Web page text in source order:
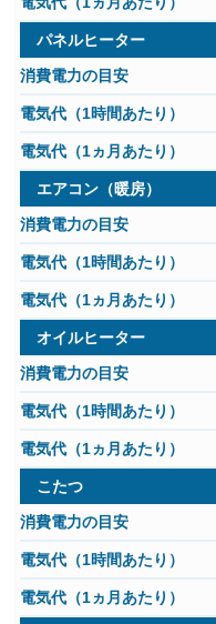
パネルヒーター
エアコン（暖房）
オイルヒーター
こたつ